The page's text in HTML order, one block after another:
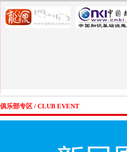
俱乐部专区 / CLUB EVENT